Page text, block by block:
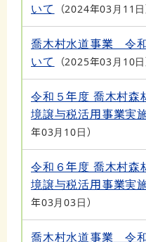
いて
2024年03月11日
喬木村水道事業 令
いて
2025年03月10日
令和５年度 喬木村森
境譲与税活用事業実
年03月10日
令和６年度 喬木村森
境譲与税活用事業実
年03月03日
喬木村水道事業 令